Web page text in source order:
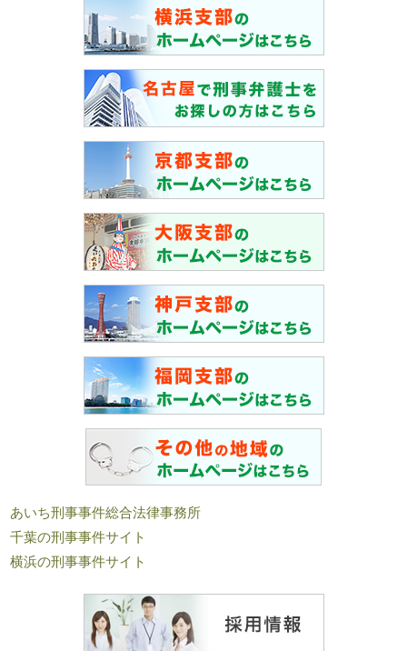
あいち刑事事件総合法律事務所
千葉の刑事事件サイト
横浜の刑事事件サイト